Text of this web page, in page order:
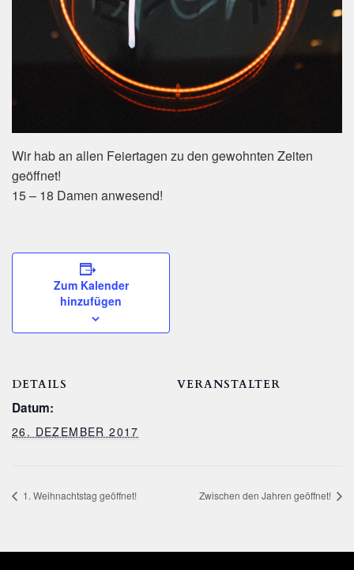
Wir hab an allen Feiertagen zu den gewohnten Zeiten
geöffnet!
15 – 18 Damen anwesend!
Zum Kalender
hinzufügen
DETAILS
Datum:
26. DEZEMBER 2017
VERANSTALTER
1. Weihnachtstag geöffnet! Zwischen den Jahren geöffnet!